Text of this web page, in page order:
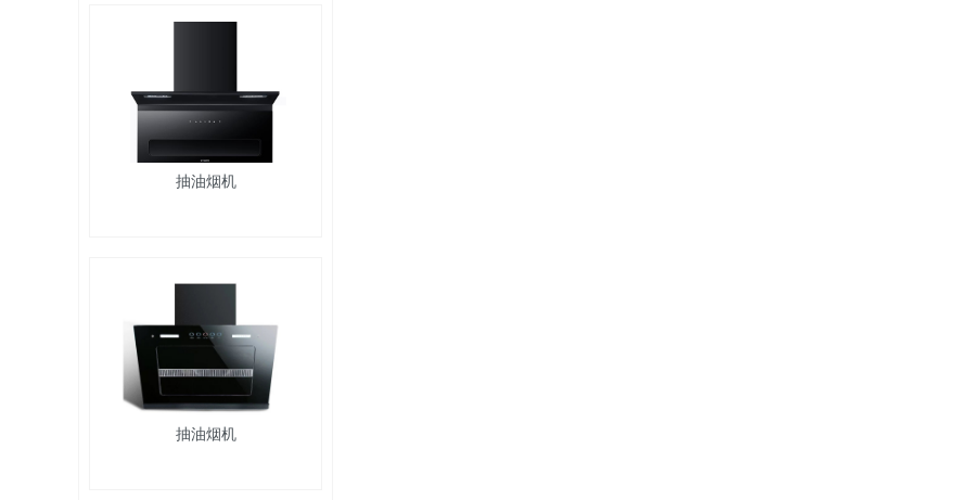
抽油烟机
抽油烟机